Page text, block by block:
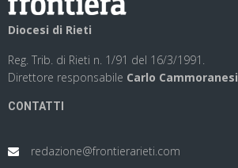
Diocesi di Rieti
Reg. Trib. di Rieti n. 1/91 del 16/3/1991.
Direttore responsabile Carlo Cammoranesi
CONTATTI
redazione@frontierarieti.com